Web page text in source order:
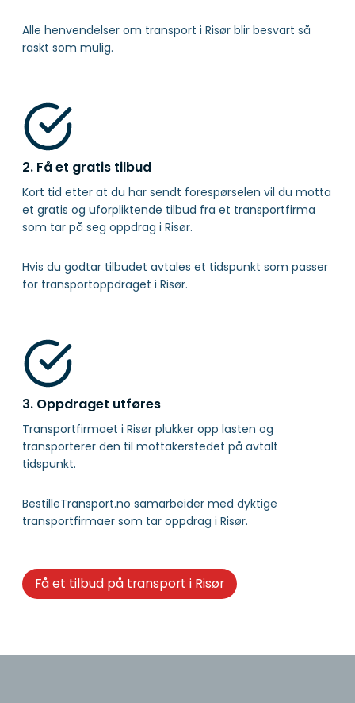
Alle henvendelser om transport i Risør blir besvart så
raskt som mulig.
2. Få et gratis tilbud
Kort tid etter at du har sendt forespørselen vil du motta
et gratis og uforpliktende tilbud fra et transportfirma
som tar på seg oppdrag i Risør.
Hvis du godtar tilbudet avtales et tidspunkt som passer
for transportoppdraget i Risør.
3. Oppdraget utføres
Transportfirmaet i Risør plukker opp lasten og
transporterer den til mottakerstedet på avtalt
tidspunkt.
BestilleTransport.no samarbeider med dyktige
transportfirmaer som tar oppdrag i Risør.
Få et tilbud på transport i Risør